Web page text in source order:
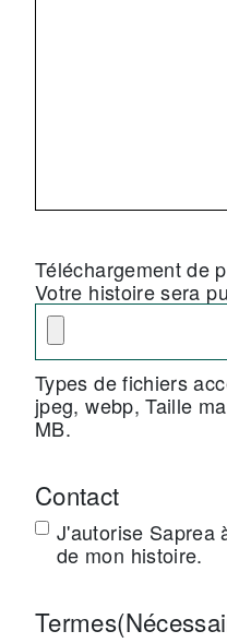
Téléchargement de
Votre histoire sera
Types de fichiers
jpeg, webp, Taille
MB.
Contact
J'autorise Saprea
de mon histoire.
Termes